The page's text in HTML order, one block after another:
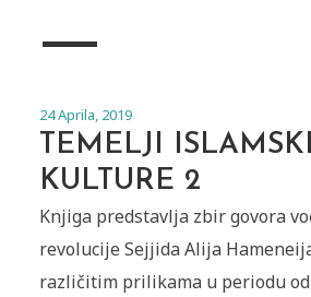
24 Aprila, 2019
TEMELJI
KULTURE 2
Knjiga predstavlja zbir govora
revolucije Sejjida Alija
različitim prilikama u periodu od